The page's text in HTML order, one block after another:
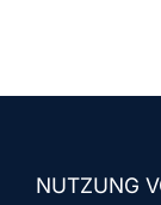
NUTZUNG